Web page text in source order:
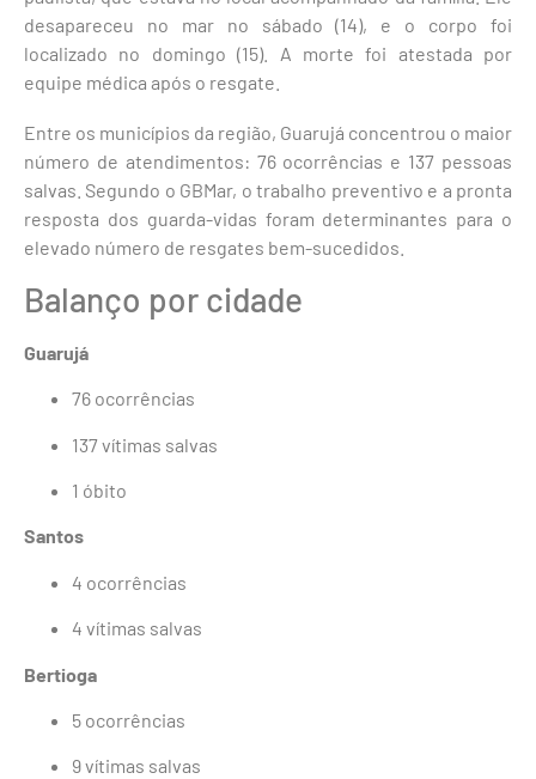
desapareceu no mar no sábado (14), e o corpo foi
localizado no domingo (15). A morte foi atestada por
equipe médica após o resgate.
Entre os municípios da região, Guarujá concentrou o maior
número de atendimentos: 76 ocorrências e 137 pessoas
salvas. Segundo o GBMar, o trabalho preventivo e a pronta
resposta dos guarda-vidas foram determinantes para o
elevado número de resgates bem-sucedidos.
Balanço por cidade
Guarujá
76 ocorrências
137 vítimas salvas
1 óbito
Santos
4 ocorrências
4 vítimas salvas
Bertioga
5 ocorrências
9 vítimas salvas